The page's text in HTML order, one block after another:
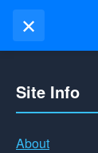
✕
Site Info
About